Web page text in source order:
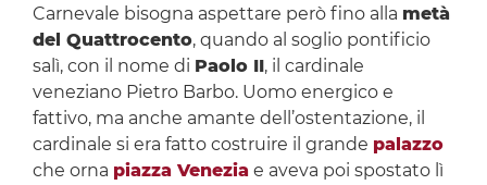
Carnevale bisogna aspettare però fino alla metà
del Quattrocento, quando al soglio pontificio
salì, con il nome di Paolo II, il cardinale
veneziano Pietro Barbo. Uomo energico e
fattivo, ma anche amante dell’ostentazione, il
cardinale si era fatto costruire il grande palazzo
che orna piazza Veneziae aveva poi spostato lì